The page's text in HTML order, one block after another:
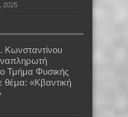
2025
Κωνσταντίνου
Τμήμα Φυσικής
«Κβαντική